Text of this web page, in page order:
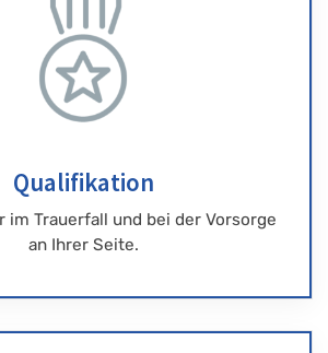
Qualifikation
im Trauerfall und bei der Vorsorge
an Ihrer Seite.